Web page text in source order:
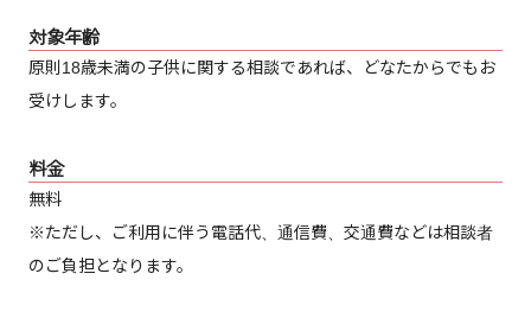
対象年齢
原則18歳未満の子供に関する相談であれば、どなたからでもお
受けします。
料金
無料
※ただし、ご利用に伴う電話代、通信費、交通費などは相談者
のご負担となります。